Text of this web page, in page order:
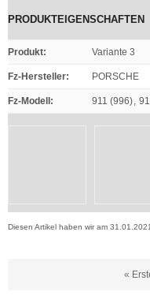
PRODUKTEIGENSCHAFTEN
Produkt: Variante 3
Fz-Hersteller: PORSCHE
Fz-Modell : 911 (996),
Diesen Artikel haben wir am
«